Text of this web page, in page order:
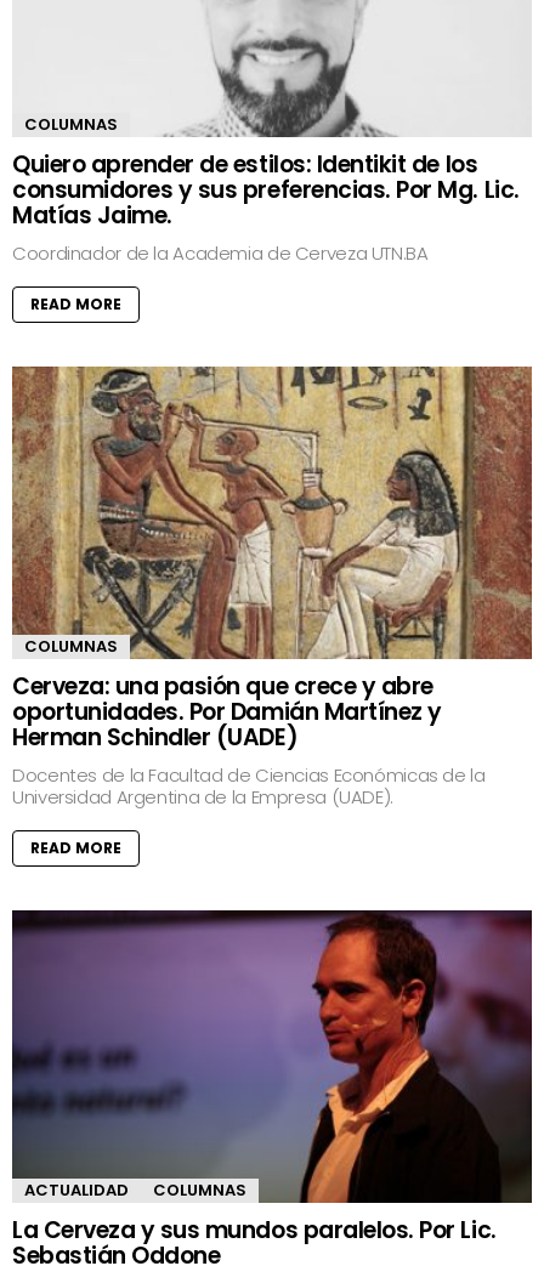
COLUMNAS
Quiero aprender de estilos: Identikit de los
consumidores y sus preferencias. Por Mg. Lic.
Matías Jaime.
Coordinador de la Academia de Cerveza UTN.BA
READ MORE
COLUMNAS
Cerveza: una pasión que crece y abre
oportunidades. Por Damián Martínez y
Herman Schindler (UADE)
Docentes de la Facultad de Ciencias Económicas de la
Universidad Argentina de la Empresa (UADE).
READ MORE
ACTUALIDAD COLUMNAS
La Cerveza y sus mundos paralelos. Por Lic.
Sebastián Oddone